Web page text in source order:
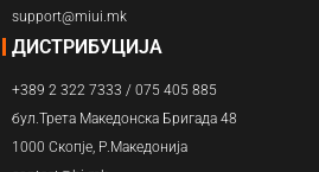
support@miui.mk
ДИСТРИБУЦИЈА
+389 2 322 7333 / 075 405 885
бул.Трета Македонска Бригада 48
1000 Скопје, Р.Македонија